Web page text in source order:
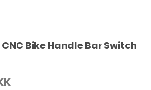
Bike Handle Bar Switch